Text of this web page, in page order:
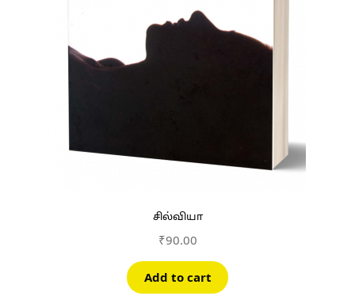
சில்வியா
₹90.00
Add to cart